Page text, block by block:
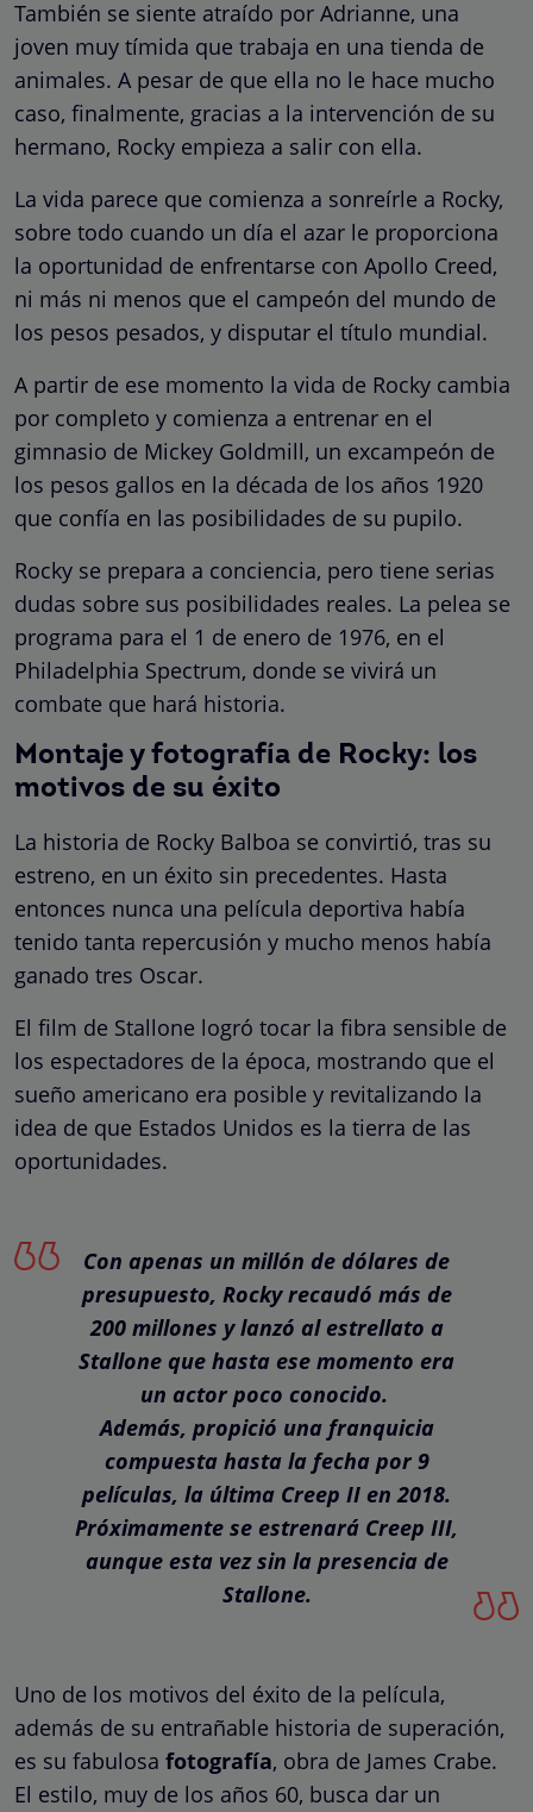
También se siente atraído por Adrianne, una
joven muy tímida que trabaja en una tienda de
animales. A pesar de que ella no le hace mucho
caso, finalmente, gracias a la intervención de su
hermano, Rocky empieza a salir con ella.
La vida parece que comienza a sonreírle a Rocky,
sobre todo cuando un día el azar le proporciona
la oportunidad de enfrentarse con Apollo Creed,
ni más ni menos que el campeón del mundo de
los pesos pesados, y disputar el título mundial.
A partir de ese momento la vida de Rocky cambia
por completo y comienza a entrenar en el
gimnasio de Mickey Goldmill, un excampeón de
los pesos gallos en la década de los años 1920
que confía en las posibilidades de su pupilo.
Rocky se prepara a conciencia, pero tiene serias
dudas sobre sus posibilidades reales. La pelea se
programa para el 1 de enero de 1976, en el
Philadelphia Spectrum, donde se vivirá un
combate que hará historia.
Montaje y fotografía de Rocky: los
motivos de su éxito
La historia de Rocky Balboa se convirtió, tras su
estreno, en un éxito sin precedentes. Hasta
entonces nunca una película deportiva había
tenido tanta repercusión y mucho menos había
ganado tres Oscar.
El film de Stallone logró tocar la fibra sensible de
los espectadores de la época, mostrando que el
sueño americano era posible y revitalizando la
idea de que Estados Unidos es la tierra de las
oportunidades.
Con apenas un millón de dólares de
presupuesto, Rocky recaudó más de
200 millones y lanzó al estrellato a
Stallone que hasta ese momento era
un actor poco conocido.
Además, propició una franquicia
compuesta hasta la fecha por 9
películas, la última Creep II en 2018.
Próximamente se estrenará Creep III,
aunque esta vez sin la presencia de
Stallone.
Uno de los motivos del éxito de la película,
además de su entrañable historia de superación,
es su fabulosa fotografía, obra de James Crabe.
El estilo, muy de los años 60, busca dar un